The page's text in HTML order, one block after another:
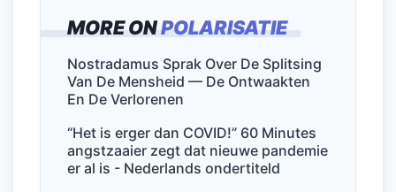
MORE ONPOLARISATIE
Nostradamus Sprak Over De Splitsing
Van De Mensheid — De Ontwaakten
En De Verlorenen
“Het is erger dan COVID!” 60 Minutes
angstzaaier zegt dat nieuwe pandemie
er al is - Nederlands ondertiteld
e
b
o
o
k
er l
e
dI
n
s
A
p
p
n